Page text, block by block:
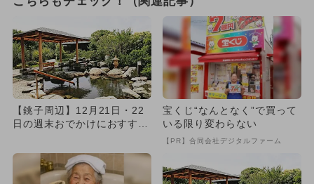
【銚子周辺】12月21日・22
日の週末おでかけにおすす
宝くじ“なんとなく”で買って
いる限り変わらない
【PR】合同会社デジタルファーム